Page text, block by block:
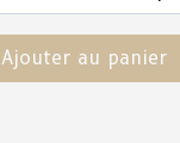
Ajouter au panier